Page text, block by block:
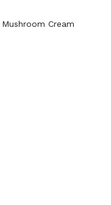
Cream